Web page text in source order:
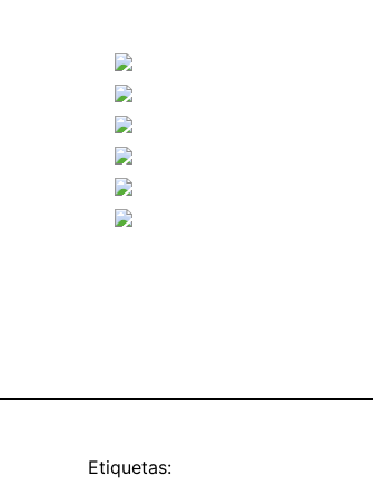
Etiquetas: